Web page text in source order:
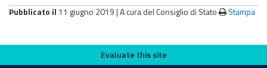
Pubblicato il 11 giugno 2019 |A cura del Consiglio di Stato Stampa
Evaluate this siteEvaluate this site